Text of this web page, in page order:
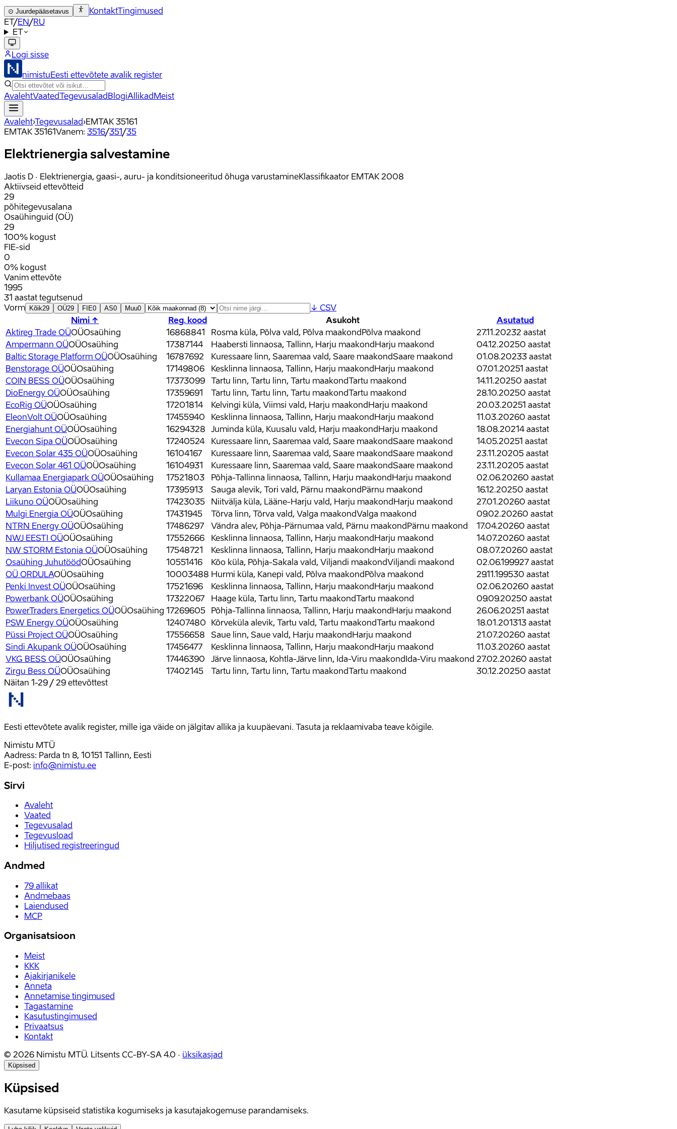
⊙ Juurdepääsetavus KontaktTingimused
ET/EN/RU
ET
Logi sisse
nimistuEesti ettevõtete avalik register
AvalehtVaatedTegevusaladBlogiAllikadMeist
Avaleht›Tegevusalad›EMTAK 35161
EMTAK 35161Vanem: 3516/351/35
Elektrienergia salvestamine
Jaotis D · Elektrienergia, gaasi-, auru- ja konditsioneeritud õhuga varustamineKlassifikaator EMTAK 2008
Aktiivseid ettevõtteid
29
põhitegevusalana
Osaühinguid (OÜ)
29
100% kogust
FIE-sid
0
0% kogust
Vanim ettevõte
1995
31 aastat tegutsenud
Vorm
Kõik29 OÜ29 FIE0 AS0 Muu0
↓ CSV
Nimi ↑
Reg. kood Asukoht
Asutatud
Aktireg Trade OÜOÜOsaühing 16868841 Rosma küla, Põlva vald, Põlva maakondPõlva maakond 27.11.20232 aastat
Ampermann OÜOÜOsaühing 17387144 Haabersti linnaosa, Tallinn, Harju maakondHarju maakond 04.12.20250 aastat
Baltic Storage Platform OÜOÜOsaühing 16787692 Kuressaare linn, Saaremaa vald, Saare maakondSaare maakond 01.08.20233 aastat
Benstorage OÜOÜOsaühing 17149806 Kesklinna linnaosa, Tallinn, Harju maakondHarju maakond 07.01.20251 aastat
COIN BESS OÜOÜOsaühing 17373099 Tartu linn, Tartu linn, Tartu maakondTartu maakond 14.11.20250 aastat
DioEnergy OÜOÜOsaühing 17359691 Tartu linn, Tartu linn, Tartu maakondTartu maakond 28.10.20250 aastat
EcoRig OÜOÜOsaühing 17201814 Kelvingi küla, Viimsi vald, Harju maakondHarju maakond 20.03.20251 aastat
EleonVolt OÜOÜOsaühing 17455940 Kesklinna linnaosa, Tallinn, Harju maakondHarju maakond 11.03.20260 aastat
Energiahunt OÜOÜOsaühing 16294328 Juminda küla, Kuusalu vald, Harju maakondHarju maakond 18.08.20214 aastat
Evecon Sipa OÜOÜOsaühing 17240524 Kuressaare linn, Saaremaa vald, Saare maakondSaare maakond 14.05.20251 aastat
Evecon Solar 435 OÜOÜOsaühing 16104167 Kuressaare linn, Saaremaa vald, Saare maakondSaare maakond 23.11.20205 aastat
Evecon Solar 461 OÜOÜOsaühing 16104931 Kuressaare linn, Saaremaa vald, Saare maakondSaare maakond 23.11.20205 aastat
Kullamaa Energiapark OÜOÜOsaühing 17521803 Põhja-Tallinna linnaosa, Tallinn, Harju maakondHarju maakond 02.06.20260 aastat
Laryan Estonia OÜOÜOsaühing 17395913 Sauga alevik, Tori vald, Pärnu maakondPärnu maakond 16.12.20250 aastat
Liikuno OÜOÜOsaühing 17423035 Niitvälja küla, Lääne-Harju vald, Harju maakondHarju maakond 27.01.20260 aastat
Mulgi Energia OÜOÜOsaühing 17431945 Tõrva linn, Tõrva vald, Valga maakondValga maakond 09.02.20260 aastat
NTRN Energy OÜOÜOsaühing 17486297 Vändra alev, Põhja-Pärnumaa vald, Pärnu maakondPärnu maakond 17.04.20260 aastat
NWJ EESTI OÜOÜOsaühing 17552666 Kesklinna linnaosa, Tallinn, Harju maakondHarju maakond 14.07.20260 aastat
NW STORM Estonia OÜOÜOsaühing 17548721 Kesklinna linnaosa, Tallinn, Harju maakondHarju maakond 08.07.20260 aastat
Osaühing JuhutöödOÜOsaühing 10551416 Kõo küla, Põhja-Sakala vald, Viljandi maakondViljandi maakond 02.06.199927 aastat
OÜ ORDULAOÜOsaühing 10003488 Hurmi küla, Kanepi vald, Põlva maakondPõlva maakond 29.11.199530 aastat
Penki Invest OÜOÜOsaühing 17521696 Kesklinna linnaosa, Tallinn, Harju maakondHarju maakond 02.06.20260 aastat
Powerbank OÜOÜOsaühing 17322067 Haage küla, Tartu linn, Tartu maakondTartu maakond 09.09.20250 aastat
PowerTraders Energetics OÜOÜOsaühing 17269605 Põhja-Tallinna linnaosa, Tallinn, Harju maakondHarju maakond 26.06.20251 aastat
PSW Energy OÜOÜOsaühing 12407480 Kõrveküla alevik, Tartu vald, Tartu maakondTartu maakond 18.01.201313 aastat
Püssi Project OÜOÜOsaühing 17556658 Saue linn, Saue vald, Harju maakondHarju maakond 21.07.20260 aastat
Sindi Akupank OÜOÜOsaühing 17456477 Kesklinna linnaosa, Tallinn, Harju maakondHarju maakond 11.03.20260 aastat
VKG BESS OÜOÜOsaühing 17446390 Järve linnaosa, Kohtla-Järve linn, Ida-Viru maakondIda-Viru maakond 27.02.20260 aastat
Zirgu Bess OÜOÜOsaühing 17402145 Tartu linn, Tartu linn, Tartu maakondTartu maakond 30.12.20250 aastat
Näitan 1-29 / 29 ettevõttest
Eesti ettevõtete avalik register, mille iga väide on jälgitav allika ja kuupäevani. Tasuta ja reklaamivaba teave kõigile.
Nimistu MTÜ
Aadress: Parda tn 8, 10151 Tallinn, Eesti
E-post: info@nimistu.ee
Sirvi
Avaleht
Vaated
Tegevusalad
Tegevusload
Hiljutised registreeringud
Andmed
79 allikat
Andmebaas
Laiendused
MCP
Organisatsioon
Meist
KKK
Ajakirjanikele
Anneta
Annetamise tingimused
Tagastamine
Kasutustingimused
Privaatsus
Kontakt
© 2026 Nimistu MTÜ. Litsents CC-BY-SA 4.0 · üksikasjad
Küpsised
Küpsised
Kasutame küpsiseid statistika kogumiseks ja kasutajakogemuse parandamiseks.